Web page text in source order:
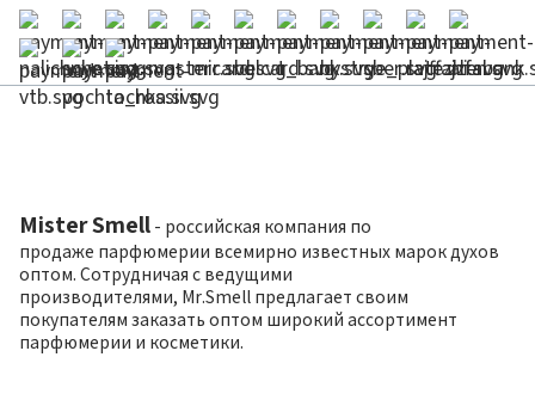
Mister Smell - российская компания по
продаже парфюмерии всемирно известных марок духов
оптом. Сотрудничая с ведущими
производителями, Mr.Smell предлагает своим
покупателям заказать оптом широкий ассортимент
парфюмерии и косметики.